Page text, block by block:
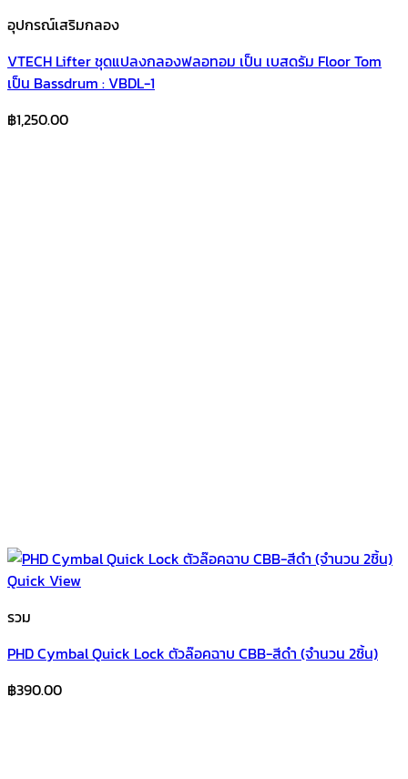
อุปกรณ์เสริมกลอง
VTECH Lifter ชุดแปลงกลองฟลอทอม เป็น เบสดรัม Floor Tom
เป็น Bassdrum : VBDL-1
฿1,250.00
Quick View
รวม
PHD Cymbal Quick Lock ตัวล๊อคฉาบ CBB-สีดำ (จำนวน 2ชิ้น)
฿390.00